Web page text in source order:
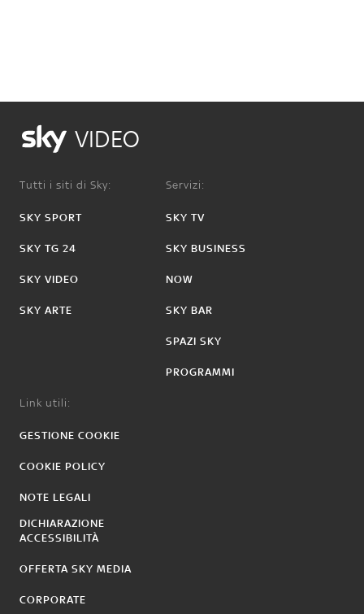
VIDEO
Tutti i siti di Sky:
SKY SPORT
SKY TG 24
SKY VIDEO
SKY ARTE
Servizi:
SKY TV
SKY BUSINESS
NOW
SKY BAR
SPAZI SKY
PROGRAMMI
Link utili:
GESTIONE COOKIE
COOKIE POLICY
NOTE LEGALI
DICHIARAZIONE
ACCESSIBILITÀ
OFFERTA SKY MEDIA
CORPORATE